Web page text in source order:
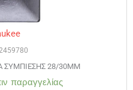
ΣΥΜΠΙΕΣΗΣ 28/30MM
παραγγελίας